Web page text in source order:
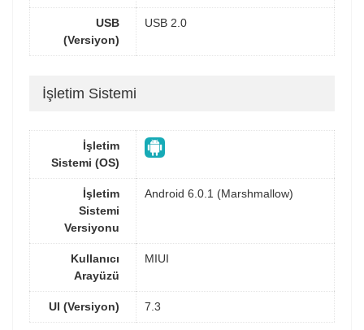
USB
(Versiyon)
USB 2.0
İşletim Sistemi
İşletim
Sistemi (OS)
İşletim
Sistemi
Versiyonu
Android 6.0.1 (Marshmallow)
Kullanıcı
Arayüzü
MIUI
UI (Versiyon) 7.3